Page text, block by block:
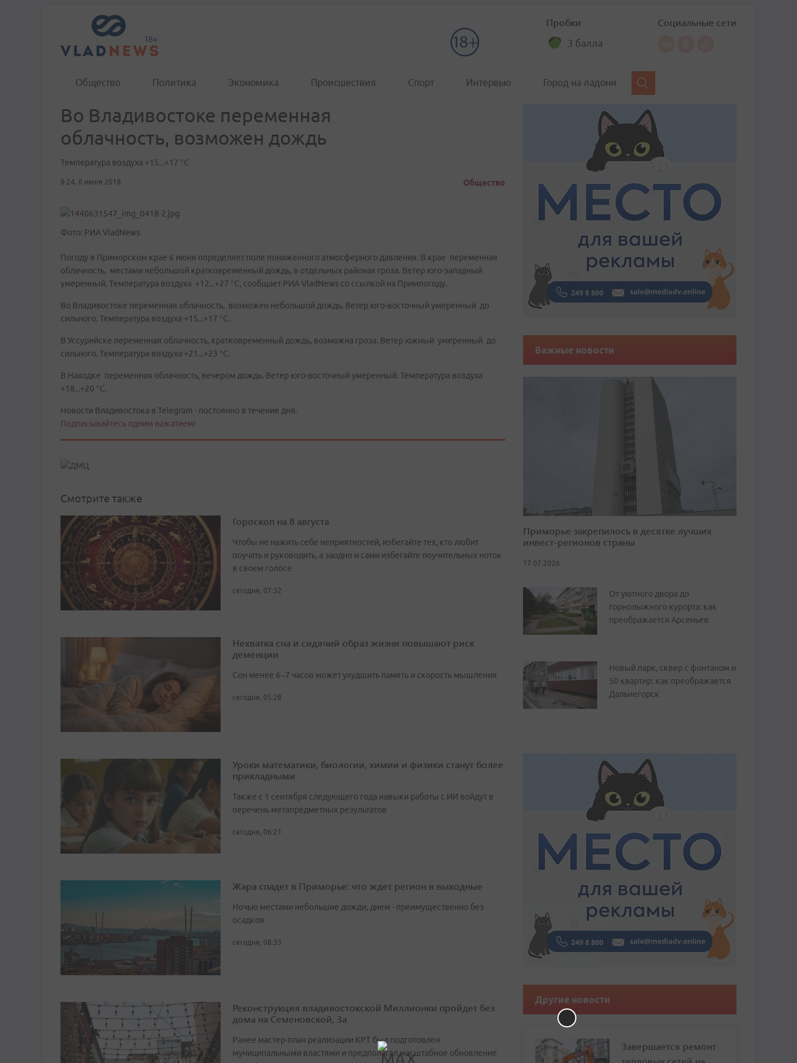
Пробки
3 балла
Социальные сети
Общество Политика Экономика Происшествия Спорт Интервью Город на ладони
Во Владивостоке переменная
облачность, возможен дождь
Температура воздуха +15...+17 °C
8:24, 6 июня 2018 Общество
Фото: РИА VladNews
Погоду в Приморском крае 6 июня определяет поле пониженного атмосферного давления. В крае переменная
облачность, местами небольшой кратковременный дождь, в отдельных районах гроза. Ветер юго-западный
умеренный. Температура воздуха +12...+27 °C, сообщает РИА VladNews со ссылкой на Примпогоду.
Во Владивостоке переменная облачность, возможен небольшой дождь. Ветер юго-восточный умеренный до
сильного. Температура воздуха +15...+17 °C.
В Уссурийске переменная облачность, кратковременный дождь, возможна гроза. Ветер южный умеренный до
сильного. Температура воздуха +21...+23 °C.
В Находке переменная облачность, вечером дождь. Ветер юго-восточный умеренный. Температура воздуха
+18...+20 °C.
Новости Владивостока в Telegram - постоянно в течение дня.
Подписывайтесь одним нажатием!
Смотрите также
Гороскоп на 8 августа
Чтобы не нажить себе неприятностей, избегайте тех, кто любит
поучать и руководить, а заодно и сами избегайте поучительных ноток
в своем голосе
сегодня, 07:32
Нехватка сна и сидячий образ жизни повышают риск
деменции
Сон менее 6–7 часов может ухудшить память и скорость мышления
сегодня, 05:28
Уроки математики, биологии, химии и физики станут более
прикладными
Также с 1 сентября следующего года навыки работы с ИИ войдут в
перечень метапредметных результатов
сегодня, 06:21
Жара спадет в Приморье: что ждет регион в выходные
Ночью местами небольшие дожди, днем - преимущественно без
осадков
сегодня, 08:33
Реконструкция владивостокской Миллионки пройдет без
дома на Семеновской, 3а
Ранее мастер-план реализации КРТ был подготовлен
муниципальными властями и предполагал масштабное обновление
Важные новости
Приморье закрепилось в десятке лучших
инвест-регионов страны
17.07.2026
От уютного двора до
горнолыжного курорта: как
преображается Арсеньев
Новый парк, сквер с фонтаном и
50 квартир: как преображается
Дальнегорск
Другие новости
Завершается ремонт